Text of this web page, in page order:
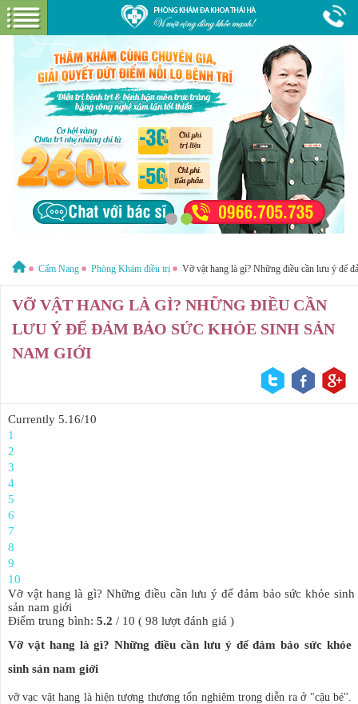
1800 6621Miễn phí tư vấn & cước gọi
GIỚI THIỆU
GIỚI THIỆU VỀ PHÒNG KHÁM
CƠ SỞ VẬT CHẤT
GÓI DỊCH VỤ
HƯỚNG DẪN VÀ CHI PHÍ
BỆNH HẬU MÔN
Cẩm Nang Phòng Khám điều trị Vỡ vật hang là gì? Những điều cần lưu ý để
VỠ VẬT HANG LÀ GÌ? NHỮNG ĐIỀU CẦN
LƯU Ý ĐỂ ĐẢM BẢO SỨC KHỎE SINH SẢN
NAM GIỚI
Currently 5.16/10
1
2
3
4
5
6
7
8
9
10
Vỡ vật hang là gì? Những điều cần lưu ý để đảm bảo sức khỏe sinh
sản nam giới
Điểm trung bình: 5.2 / 10 ( 98 lượt đánh giá )
Vỡ vật hang là gì? Những điều cần lưu ý để đảm bảo sức khỏe
sinh sản nam giới
vỡ vạc vật hang là hiện tượng thương tổn nghiêm trọng diễn ra ở "cậu bé".